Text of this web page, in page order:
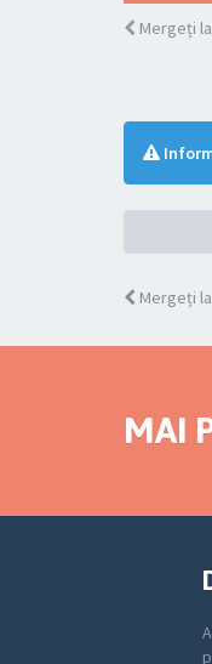
Mergeți
Mergeți
MAI